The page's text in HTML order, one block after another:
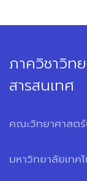
ภาควิชาวิท
สารสนเทศ
คณะวิทยาศาสต
มหาวิทยาลัยเทค